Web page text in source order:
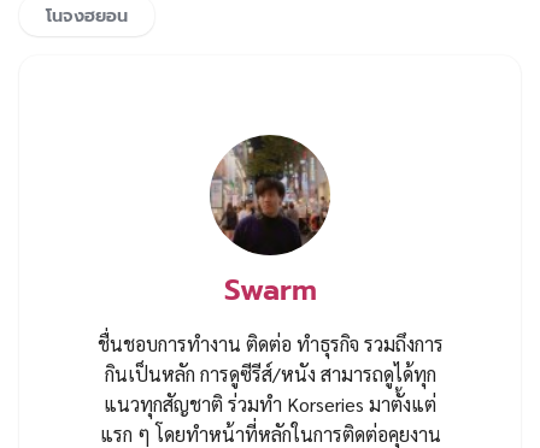
โนจงฮยอน
Swarm
ชื่นชอบการทำงาน ติดต่อ ทำธุรกิจ รวมถึงการ
กินเป็นหลัก การดูซีรีส์/หนัง สามารถดูได้ทุก
แนวทุกสัญชาติ ร่วมทำ Korseries มาตั้งแต่
แรก ๆ โดยทำหน้าที่หลักในการติดต่อคุยงาน